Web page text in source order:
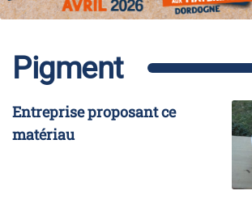
Pigment
Entreprise proposant ce
matériau